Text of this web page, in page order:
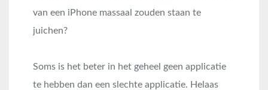
van een iPhone massaal zouden staan te
juichen?
Soms is het beter in het geheel geen applicatie
te hebben dan een slechte applicatie. Helaas